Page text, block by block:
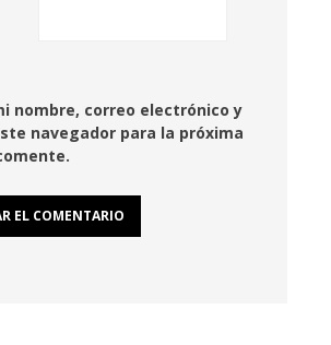
nombre, correo electrónico y
navegador para la próxima